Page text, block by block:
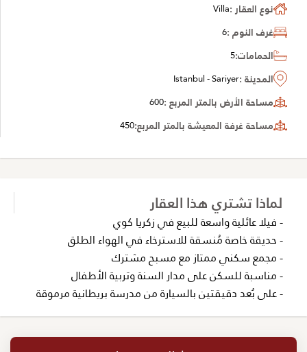
نوع العقار :Villa
غرف النوم :6
الحمامات:5
المدينة :Istanbul - Sariyer
مساحة الأرض بالمتر المربع :600
مساحة غرفة المعيشة بالمتر المربع:450
لماذا تشتري هذا العقار
- فيلا عائلية واسعة للبيع في زكريا كوي
- حديقة خاصة مُنسقة للاسترخاء في الهواء الطلق
- مجمع سكني ممتاز مع مسبح مشترك
- مناسبة للسكن على مدار السنة وتربية الأطفال
- على بُعد دقيقتين بالسيارة من مدرسة بريطانية مرموقة